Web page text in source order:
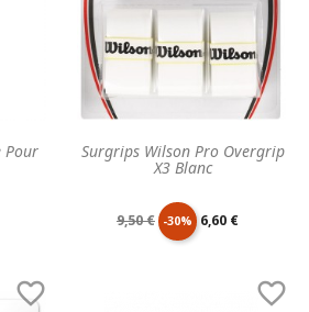
Pour Surgrips Wilson Pro Overgrip
X3 Blanc
Prix
9,50 € -30% Prix
6,60 €
 